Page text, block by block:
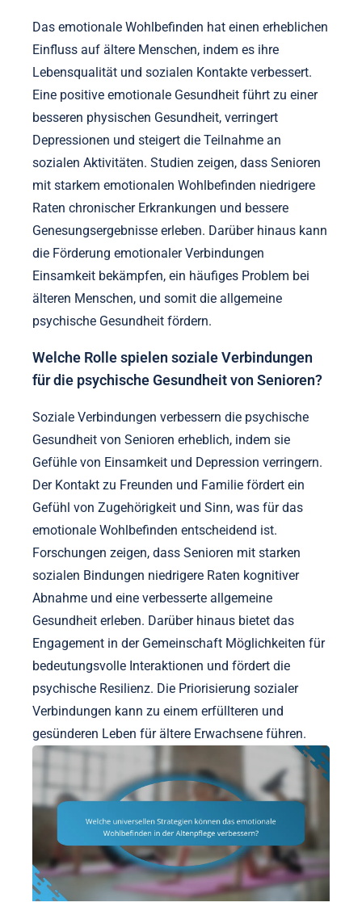
Das emotionale Wohlbefinden hat einen erheblichen
Einfluss auf ältere Menschen, indem es ihre
Lebensqualität und sozialen Kontakte verbessert.
Eine positive emotionale Gesundheit führt zu einer
besseren physischen Gesundheit, verringert
Depressionen und steigert die Teilnahme an
sozialen Aktivitäten. Studien zeigen, dass Senioren
mit starkem emotionalen Wohlbefinden niedrigere
Raten chronischer Erkrankungen und bessere
Genesungsergebnisse erleben. Darüber hinaus kann
die Förderung emotionaler Verbindungen
Einsamkeit bekämpfen, ein häufiges Problem bei
älteren Menschen, und somit die allgemeine
psychische Gesundheit fördern.
Welche Rolle spielen soziale Verbindungen
für die psychische Gesundheit von Senioren?
Soziale Verbindungen verbessern die psychische
Gesundheit von Senioren erheblich, indem sie
Gefühle von Einsamkeit und Depression verringern.
Der Kontakt zu Freunden und Familie fördert ein
Gefühl von Zugehörigkeit und Sinn, was für das
emotionale Wohlbefinden entscheidend ist.
Forschungen zeigen, dass Senioren mit starken
sozialen Bindungen niedrigere Raten kognitiver
Abnahme und eine verbesserte allgemeine
Gesundheit erleben. Darüber hinaus bietet das
Engagement in der Gemeinschaft Möglichkeiten für
bedeutungsvolle Interaktionen und fördert die
psychische Resilienz. Die Priorisierung sozialer
Verbindungen kann zu einem erfüllteren und
gesünderen Leben für ältere Erwachsene führen.